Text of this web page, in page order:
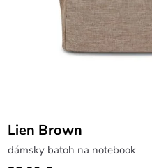
Lien Brown
dámsky batoh na notebook